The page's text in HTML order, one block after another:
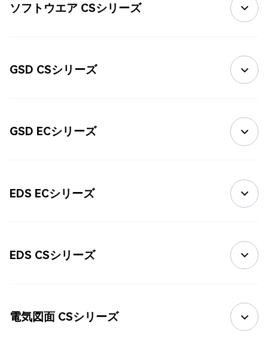
ソフトウエア CSシリーズ
GSD CSシリーズ
GSD ECシリーズ
EDS ECシリーズ
EDS CSシリーズ
電気図面 CSシリーズ